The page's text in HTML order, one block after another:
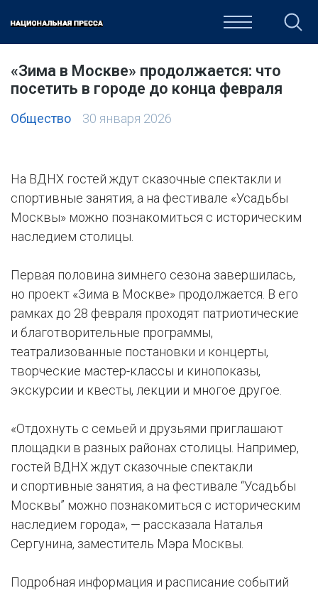
ОБЩЕСТВО ПОЛИТИКА ЭКОНОМИКА КУЛЬТУРА
«Зима в Москве» продолжается: что
посетить в городе до конца февраля
Общество 30 января 2026
На ВДНХ гостей ждут сказочные спектакли и
спортивные занятия, а на фестивале «Усадьбы
Москвы» можно познакомиться с историческим
наследием столицы.
Первая половина зимнего сезона завершилась,
но проект «Зима в Москве» продолжается. В его
рамках до 28 февраля проходят патриотические
и благотворительные программы,
театрализованные постановки и концерты,
творческие мастер-классы и кинопоказы,
экскурсии и квесты, лекции и многое другое.
«Отдохнуть с семьей и друзьями приглашают
площадки в разных районах столицы. Например,
гостей ВДНХ ждут сказочные спектакли
и спортивные занятия, а на фестивале “Усадьбы
Москвы” можно познакомиться с историческим
наследием города», — рассказала Наталья
Сергунина, заместитель Мэра Москвы.
Подробная информация и расписание событий